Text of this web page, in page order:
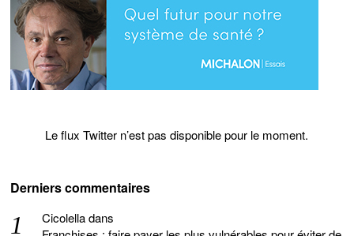
Le flux Twitter n’est pas disponible pour le moment.
Derniers commentaires
Cicolelladans